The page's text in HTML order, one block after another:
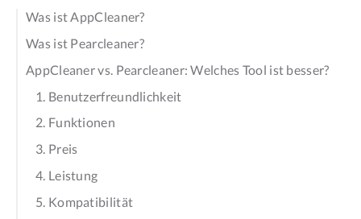
Was ist AppCleaner?
Was ist Pearcleaner?
AppCleaner vs. Pearcleaner: Welches Tool ist besser?
1. Benutzerfreundlichkeit
2. Funktionen
3. Preis
4. Leistung
5. Kompatibilität